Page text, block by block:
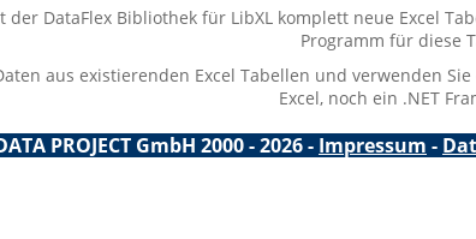
der DataFlex Bibliothek für LibXL komplett neue Excel
Programm für diese
aus existierenden Excel Tabellen und verwenden
Excel, noch ein .NET
PROJECT GmbH 2000 - 2026 - Impressum -